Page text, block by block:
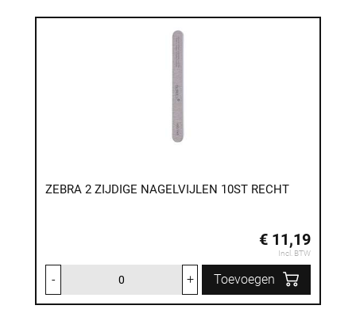
ZEBRA 2 ZIJDIGE NAGELVIJLEN 10ST RECHT
€ 11,19
Incl. BTW
- + Toevoegen